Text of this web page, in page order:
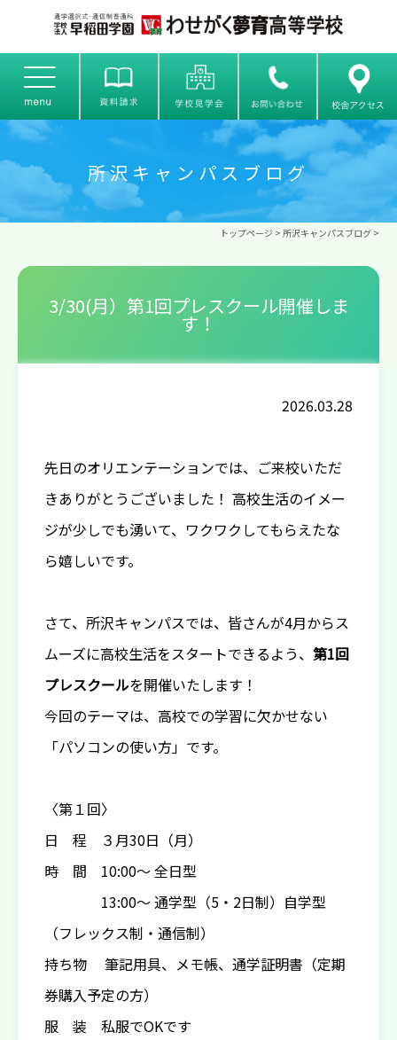
所沢キャンパスブログ
トップページ > 所沢キャンパスブログ >
3/30(月）第1回プレスクール開催しま
す！
2026.03.28
先日のオリエンテーションでは、ご来校いただ
きありがとうございました！ 高校生活のイメー
ジが少しでも湧いて、ワクワクしてもらえたな
ら嬉しいです。
さて、所沢キャンパスでは、皆さんが4月からス
ムーズに高校生活をスタートできるよう、 第1回
プレスクールを開催いたします！
今回のテーマは、高校での学習に欠かせない
「パソコンの使い方」です。
〈第１回〉
日 程 ３月30日（月）
時 間 10:00〜 全日型
13:00〜 通学型（5・2日制）自学型
（フレックス制・通信制）
持ち物 筆記用具、メモ帳、通学証明書（定期
券購入予定の方）
服 装 私服でOKです